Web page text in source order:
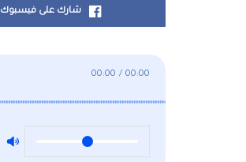
شارك على فيسبوك
00:00 / 00:00